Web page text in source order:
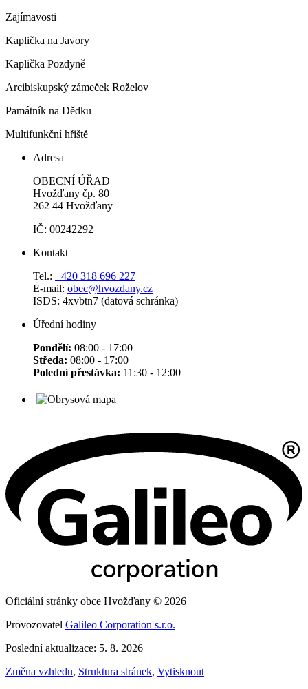
Zajímavosti
Kaplička na Javory
Kaplička Pozdyně
Arcibiskupský zámeček Roželov
Památník na Dědku
Multifunkční hřiště
Adresa
OBECNÍ ÚŘAD
Hvožďany čp. 80
262 44 Hvožďany
IČ: 00242292
Kontakt
Tel.: +420 318 696 227
E-mail: obec@hvozdany.cz
ISDS: 4xvbtn7 (datová schránka)
Úřední hodiny
Pondělí: 08:00 - 17:00
Středa: 08:00 - 17:00
Polední přestávka: 11:30 - 12:00
Oficiální stránky obce Hvožďany © 2026
Provozovatel Galileo Corporation s.r.o.
Poslední aktualizace: 5. 8. 2026
Změna vzhledu, Struktura stránek, Vytisknout